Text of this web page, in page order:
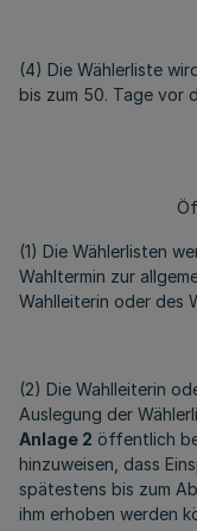
(4) Die Wählerliste
bis zum 50. Tage vor
(1) Die Wählerlisten
Wahltermin zur
Wahlleiterin oder des
(2) Die Wahlleiterin
Auslegung der
Anlage 2 öffentlich
hinzuweisen, dass
spätestens bis zum
ihm erhoben werden